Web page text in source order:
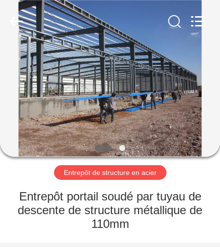
ACCUEIL
PRODUITS
VIDÉOS
SPECTACLE
DE
RÉALITÉ
VIRTUELLE
Fabrication
Reserved.
Entrepôt de structure en acier
Entrepôt portail soudé par tuyau de
descente de structure métallique de
110mm